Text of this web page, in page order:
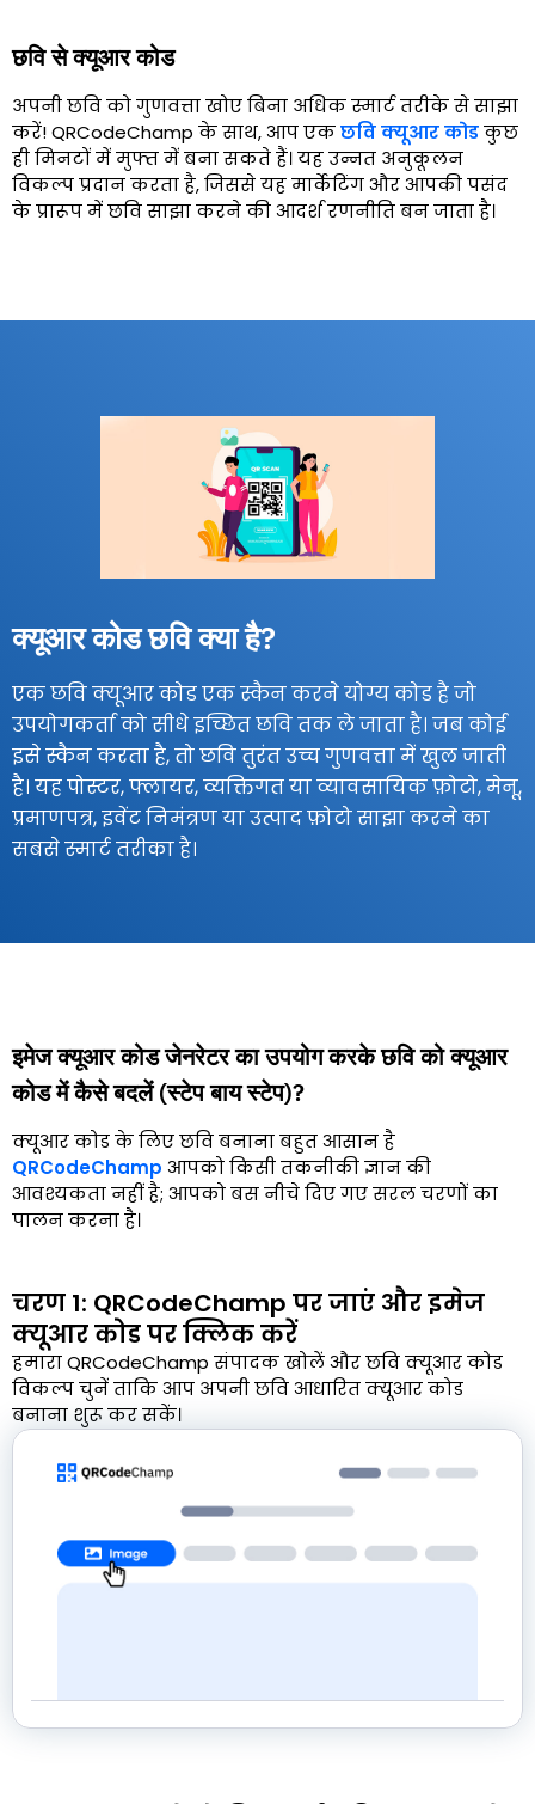
छवि से क्यूआर कोड
अपनी छवि को गुणवत्ता खोए बिना अधिक स्मार्ट तरीके से साझा
करें! QRCodeChamp के साथ, आप एकछवि क्यूआर कोडकुछ
ही मिनटों में मुफ्त में बना सकते हैं। यह उन्नत अनुकूलन
विकल्प प्रदान करता है, जिससे यह मार्केटिंग और आपकी पसंद
के प्रारूप में छवि साझा करने की आदर्श रणनीति बन जाता है।
क्यूआर कोड छवि क्या है?
एक छवि क्यूआर कोड एक स्कैन करने योग्य कोड है जो
उपयोगकर्ता को सीधे इच्छित छवि तक ले जाता है। जब कोई
इसे स्कैन करता है, तो छवि तुरंत उच्च गुणवत्ता में खुल जाती
है। यह पोस्टर, फ्लायर, व्यक्तिगत या व्यावसायिक फ़ोटो, मेनू,
प्रमाणपत्र, इवेंट निमंत्रण या उत्पाद फ़ोटो साझा करने का
सबसे स्मार्ट तरीका है।
इमेज क्यूआर कोड जेनरेटर का उपयोग करके छवि को क्यूआर
कोड में कैसे बदलें (स्टेप बाय स्टेप)?
क्यूआर कोड के लिए छवि बनाना बहुत आसान है
QRCodeChamp आपको किसी तकनीकी ज्ञान की
आवश्यकता नहीं है; आपको बस नीचे दिए गए सरल चरणों का
पालन करना है।
चरण 1: QRCodeChamp पर जाएं और इमेज
क्यूआर कोड पर क्लिक करें
हमारा QRCodeChamp संपादक खोलें और छवि क्यूआर कोड
विकल्प चुनें ताकि आप अपनी छवि आधारित क्यूआर कोड
बनाना शुरू कर सकें।